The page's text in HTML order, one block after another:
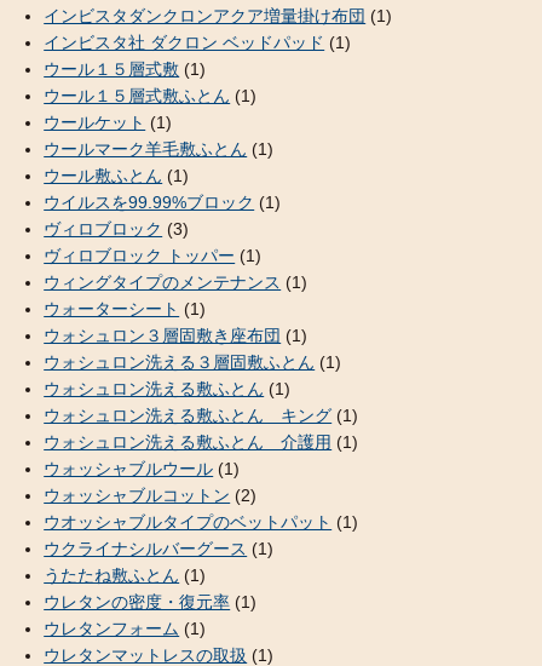
インビスタダンクロンアクア増量掛け布団 (1)
インビスタ社 ダクロン ベッドパッド (1)
ウール１５層式敷 (1)
ウール１５層式敷ふとん (1)
ウールケット (1)
ウールマーク羊毛敷ふとん (1)
ウール敷ふとん (1)
ウイルスを99.99%ブロック (1)
ヴィロブロック (3)
ヴィロブロック トッパー (1)
ウィングタイプのメンテナンス (1)
ウォーターシート (1)
ウォシュロン３層固敷き座布団 (1)
ウォシュロン洗える３層固敷ふとん (1)
ウォシュロン洗える敷ふとん (1)
ウォシュロン洗える敷ふとん キング (1)
ウォシュロン洗える敷ふとん 介護用 (1)
ウォッシャブルウール (1)
ウォッシャブルコットン (2)
ウオッシャブルタイプのベットパット (1)
ウクライナシルバーグース (1)
うたたね敷ふとん (1)
ウレタンの密度・復元率 (1)
ウレタンフォーム (1)
ウレタンマットレスの取扱 (1)